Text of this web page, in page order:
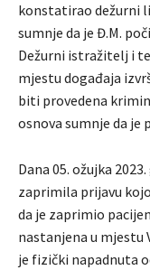
konstatirao dežurni
sumnje da je Đ.M.
Dežurni istražitelj i
mjestu događaja
biti provedena
osnova sumnje da je
Dana 05. ožujka
zaprimila prijavu
da je zaprimio
nastanjena u mjestu
je fizički napadnuta